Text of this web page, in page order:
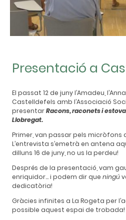
Presentació a
El passat 12 de juny l’Amadeu,
Castelldefels amb l’Associació
presentarRacons, raconets i
Llobregat.
Primer, van passar pels micròfons
L’entrevista s’emetrà en antena
dilluns 16 de juny, no us la perdeu!
Després de la presentació, vam
enriquidor… i podem dir que ningú
dedicatòria!
Gràcies infinites a La Rogeta per
possible aquest espai de trobada!